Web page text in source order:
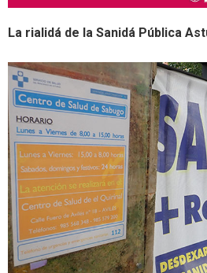
La rialidá de la Sanidá Pública